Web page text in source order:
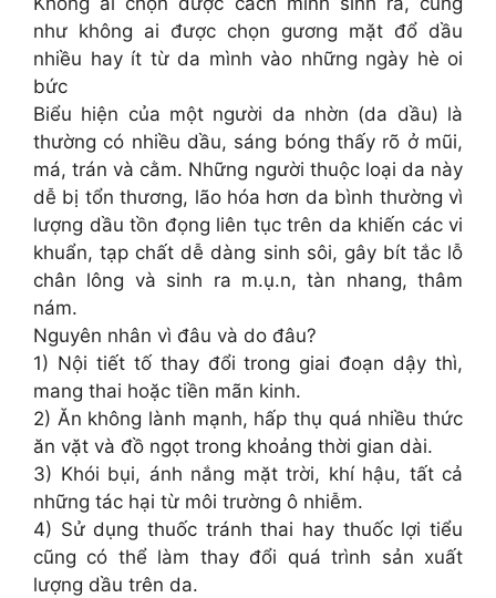
như không ai được chọn gương mặt đổ dầu
nhiều hay ít từ da mình vào những ngày hè oi
bức
Biểu hiện của một người da nhờn (da dầu) là
thường có nhiều dầu, sáng bóng thấy rõ ở mũi,
má, trán và cằm. Những người thuộc loại da này
dễ bị tổn thương, lão hóa hơn da bình thường vì
lượng dầu tồn đọng liên tục trên da khiến các vi
khuẩn, tạp chất dễ dàng sinh sôi, gây bít tắc lỗ
chân lông và sinh ra m.ụ.n, tàn nhang, thâm
nám.
Nguyên nhân vì đâu và do đâu?
1) Nội tiết tố thay đổi trong giai đoạn dậy thì,
mang thai hoặc tiền mãn kinh.
2) Ăn không lành mạnh, hấp thụ quá nhiều thức
ăn vặt và đồ ngọt trong khoảng thời gian dài.
3) Khói bụi, ánh nắng mặt trời, khí hậu, tất cả
những tác hại từ môi trường ô nhiễm.
4) Sử dụng thuốc tránh thai hay thuốc lợi tiểu
cũng có thể làm thay đổi quá trình sản xuất
lượng dầu trên da.